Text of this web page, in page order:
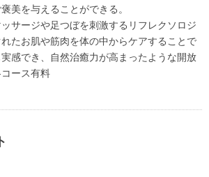
美を与えることができる。
サージや足つぼを刺激するリフレクソロジ
たお肌や筋肉を体の中からケアすることで
感でき、自然治癒力が高まったような開放
ース有料